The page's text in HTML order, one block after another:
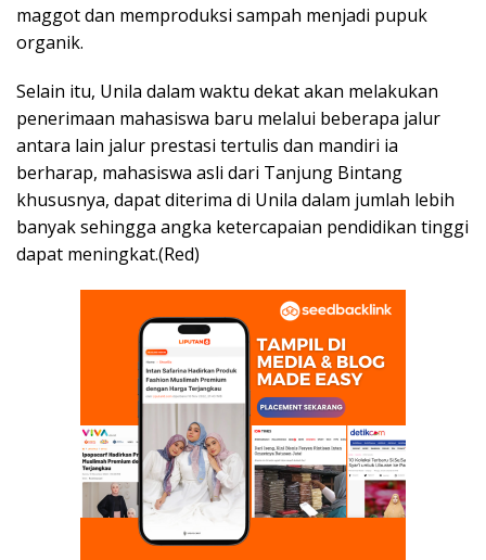
maggot dan memproduksi sampah menjadi pupuk
organik.
Selain itu, Unila dalam waktu dekat akan melakukan
penerimaan mahasiswa baru melalui beberapa jalur
antara lain jalur prestasi tertulis dan mandiri ia
berharap, mahasiswa asli dari Tanjung Bintang
khususnya, dapat diterima di Unila dalam jumlah lebih
banyak sehingga angka ketercapaian pendidikan tinggi
dapat meningkat.(Red)